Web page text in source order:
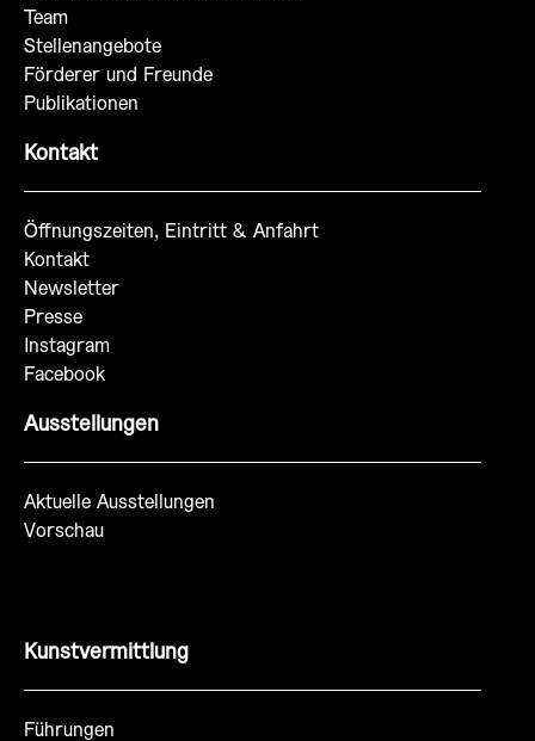
Team
Stellenangebote
Förderer und Freunde
Publikationen
Kontakt
Öffnungszeiten, Eintritt & Anfahrt
Kontakt
Newsletter
Presse
Instagram
Facebook
Ausstellungen
Aktuelle Ausstellungen
Vorschau
Kunstvermittlung
Führungen